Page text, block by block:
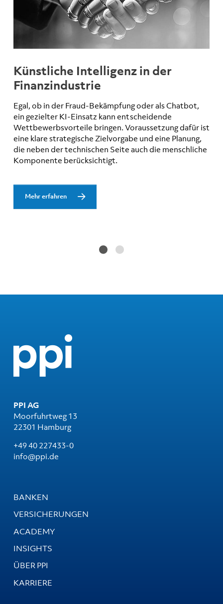
Künstliche Intelligenz in der
Finanzindustrie
Egal, ob in der Fraud-Bekämpfung oder als Chatbot,
ein gezielter KI-Einsatz kann entscheidende
Wettbewerbsvorteile bringen. Voraussetzung dafür ist
eine klare strategische Zielvorgabe und eine Planung,
die neben der technischen Seite auch die menschliche
Komponente berücksichtigt.
Mehr erfahren
PPI AG
Moorfuhrtweg 13
22301 Hamburg
+49 40 227433-0
info@ppi.de
BANKEN
VERSICHERUNGEN
ACADEMY
INSIGHTS
ÜBER PPI
KARRIERE